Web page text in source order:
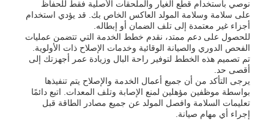
نوصي باستخدام قطع الغيار والملحقات الأصلية فقط للحفاظ
على سلامة وسلامة المولد العاكس الخاص بك. قد يؤدي استخدام
أجزاء غير معتمدة إلى تلف الضمان أو إبطاله.
للحصول على دعم ممتد، نقدم خطط الخدمة التي تتضمن عمليات
الفحص الدوري والصيانة الوقائية وخدمات الإصلاح ذات الأولوية.
تم تصميم هذه الخطط لتوفير راحة البال وزيادة عمر أجهزتك إلى
أقصى حد.
يرجى التأكد من أن جميع أعمال الخدمة والإصلاح يتم تنفيذها
بواسطة موظفين مؤهلين لمنع الإصابة وتلف المعدات. اتبع دائمًا
تعليمات السلامة وافصل المولد عن جميع مصادر الطاقة قبل
إجراء أي مهام صيانة.